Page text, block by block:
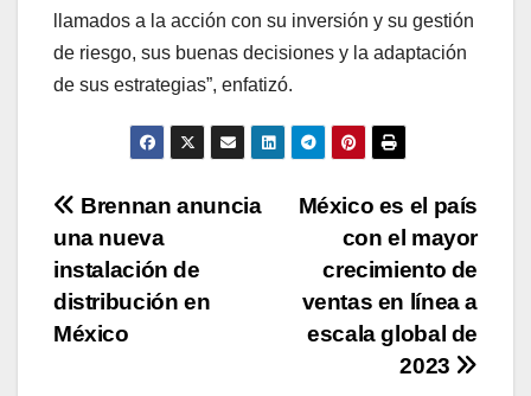
llamados a la acción con su inversión y su gestión
de riesgo, sus buenas decisiones y la adaptación
de sus estrategias”, enfatizó.
Navegación
de
entradas
México es el país
con el mayor
crecimiento de
ventas en línea a
escala global de
2023
Brennan anuncia
una nueva
instalación de
distribución en
México